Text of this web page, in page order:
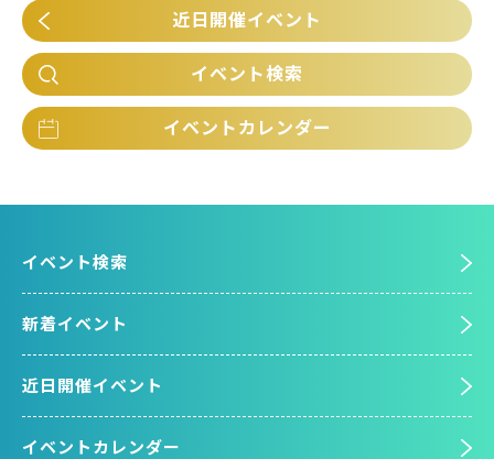
近日開催イベント
イベント検索
イベントカレンダー
イベント検索
新着イベント
近日開催イベント
イベントカレンダー